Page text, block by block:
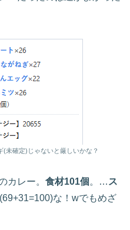
未確定)じゃないと厳しいかな？
カレー。 食材101個 。… ス
(69+31=100)な！wでもめざ